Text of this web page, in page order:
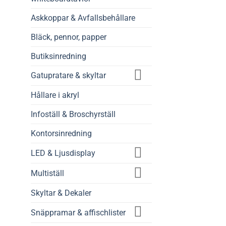
Askkoppar & Avfallsbehållare
Bläck, pennor, papper
Butiksinredning
Gatupratare & skyltar
Hållare i akryl
Infoställ & Broschyrställ
Kontorsinredning
LED & Ljusdisplay
Multiställ
Skyltar & Dekaler
Snäppramar & affischlister